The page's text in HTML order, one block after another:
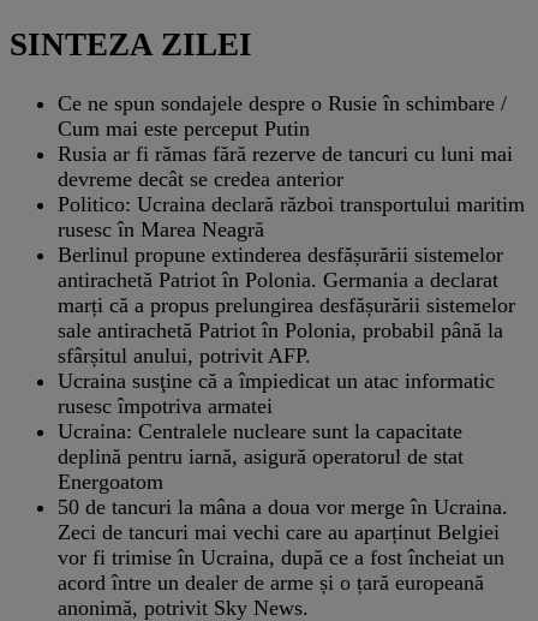
SINTEZA ZILEI
Ce ne spun sondajele despre o Rusie în schimbare /
Cum mai este perceput Putin
Rusia ar fi rămas fără rezerve de tancuri cu luni mai
devreme decât se credea anterior
Politico: Ucraina declară război transportului maritim
rusesc în Marea Neagră
Berlinul propune extinderea desfășurării sistemelor
antirachetă Patriot în Polonia. Germania a declarat
marți că a propus prelungirea desfășurării sistemelor
sale antirachetă Patriot în Polonia, probabil până la
sfârșitul anului, potrivit AFP.
Ucraina susţine că a împiedicat un atac informatic
rusesc împotriva armatei
Ucraina: Centralele nucleare sunt la capacitate
deplină pentru iarnă, asigură operatorul de stat
Energoatom
50 de tancuri la mâna a doua vor merge în Ucraina.
Zeci de tancuri mai vechi care au aparținut Belgiei
vor fi trimise în Ucraina, după ce a fost încheiat un
acord între un dealer de arme și o țară europeană
anonimă, potrivit Sky News.